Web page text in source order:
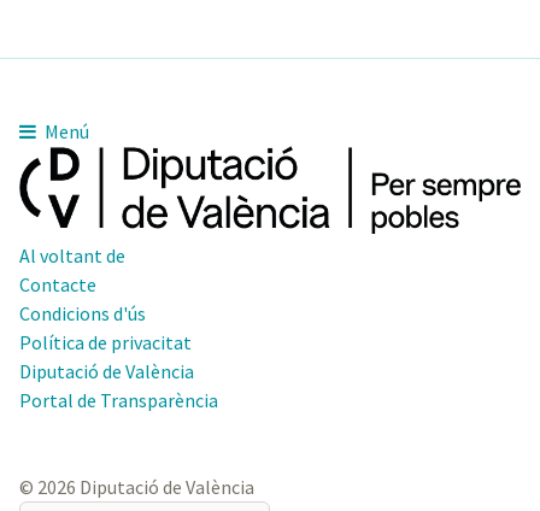
Menú
Al voltant de
Contacte
Condicions d'ús
Política de privacitat
Diputació de València
Portal de Transparència
© 2026 Diputació de València